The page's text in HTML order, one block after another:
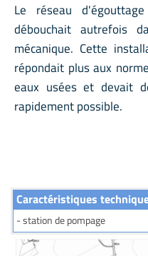
Le réseau
débouchait autrefois
mécanique. Cette
répondait plus aux
eaux usées et devait
rapidement possible.
Caractéristiques
- station de pompage